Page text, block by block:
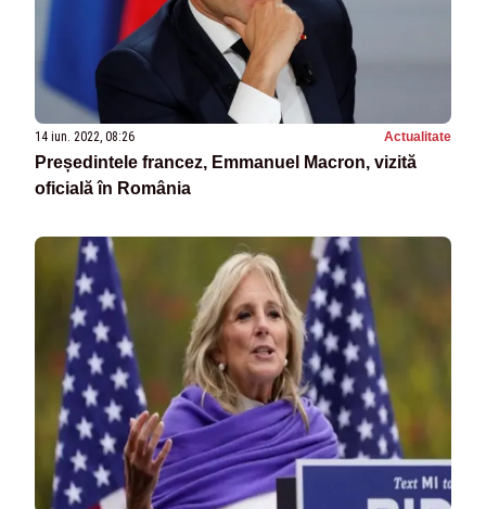
14 iun. 2022, 08:26 Actualitate
Președintele francez, Emmanuel Macron, vizită
oficială în România